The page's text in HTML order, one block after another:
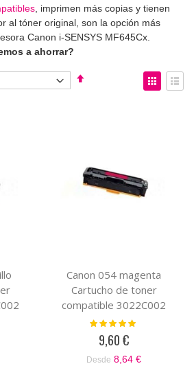
, imprimen más copias y tienen
al tóner original, son la opción más
Canon i-SENSYS MF645Cx.
a ahorrar?
Fijar
Ver
como
Canon 054 magenta
Cartucho de toner
compatible 3022C002
Valoración:
9,60 €
Desde 8,64 €